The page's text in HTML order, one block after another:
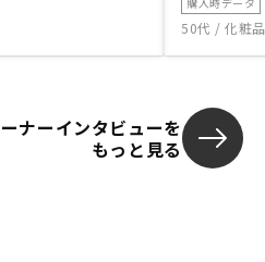
50代 / 化粧
ナーインタビューを
もっと見る